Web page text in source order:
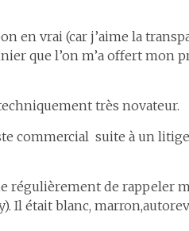
en vrai (car j’aime la
que l’on m’a offert mon
très novateur.
commercial suite à un
régulièrement de rappeler
Il était blanc,